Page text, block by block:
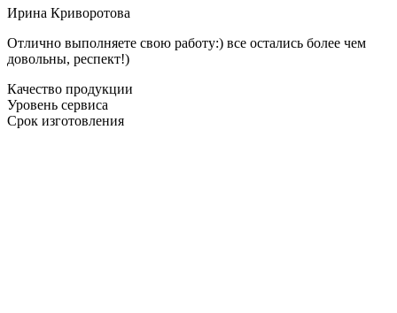
Ирина Криворотова
Отлично выполняете свою работу:) все остались более чем
довольны, респект!)
Качество продукции
Уровень сервиса
Срок изготовления